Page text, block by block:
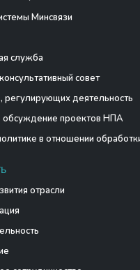
Минсвязи
служба
совет
деятельность
проектов НПА
в отношении
отрасли